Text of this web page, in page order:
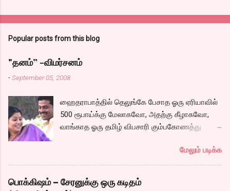
Popular posts from this blog
"தனம்” -விமர்சனம்
-September 05, 2008
ஹைதராபாத்தில் தெலுங்கே பேசாத ஓரு ஏரியாவில்
500 ரூபாய்க்கு மேலாகவோ, அதற்கு கீழாகவோ,
வாங்காத ஓரு தமிழ் விபசாரி கும்பகோணத்து
வாழ்கைபடுகிறாள். அவளுடய வாழ்கை எப்படி
அமைந்தது? என்ற ஓரு நல்ல லைனை , சங்கீதா
தன்னுடய இடுப்பை சுழற்றி, சுழற்றி நடப்பதை போல்
சும்மா, சுத்தி, சுத்தி குழப்பி, நம்பமுடியாத
மேலும் படிக்க
பொக்கிஷம் – சேரனுக்கு ஒரு கடிதம்